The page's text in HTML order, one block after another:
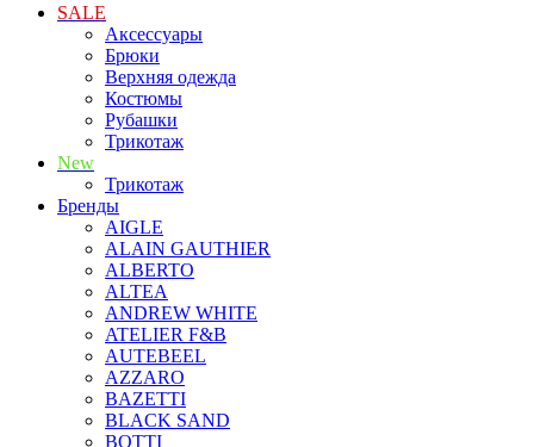
SALE
Аксессуары
Брюки
Верхняя одежда
Костюмы
Рубашки
Трикотаж
New
Трикотаж
Бренды
AIGLE
ALAIN GAUTHIER
ALBERTO
ALTEA
ANDREW WHITE
ATELIER F&B
AUTEBEEL
AZZARO
BAZETTI
BLACK SAND
BOTTI